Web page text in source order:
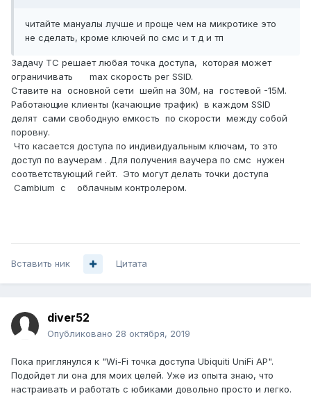
читайте мануалы лучше и проще чем на микротике это
не сделать, кроме ключей по смс и т д и тп
Задачу ТС решает любая точка доступа, которая может
ограничивать max скорость per SSID.
Ставите на основной сети шейп на 30М, на гостевой -15М.
Работающие клиенты (качающие трафик) в каждом SSID
делят сами свободную емкость по скорости между собой
поровну.
Что касается доступа по индивидуальным ключам, то это
доступ по ваучерам . Для получения ваучера по смс нужен
соответствующий гейт. Это могут делать точки доступа
Cambium c облачным контролером.
Вставить ник Цитата
diver52
Опубликовано 28 октября, 2019
Пока приглянулся к "Wi-Fi точка доступа Ubiquiti UniFi AP".
Подойдет ли она для моих целей. Уже из опыта знаю, что
настраивать и работать с юбиками довольно просто и легко.